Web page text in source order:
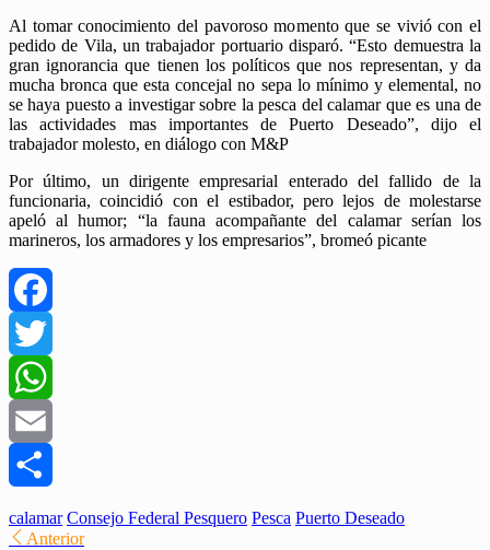
Al tomar conocimiento del pavoroso momento que se vivió con el
pedido de Vila, un trabajador portuario disparó. “Esto demuestra la
gran ignorancia que tienen los políticos que nos representan, y da
mucha bronca que esta concejal no sepa lo mínimo y elemental, no
se haya puesto a investigar sobre la pesca del calamar que es una de
las actividades mas importantes de Puerto Deseado”, dijo el
trabajador molesto, en diálogo con M&P
Por último, un dirigente empresarial enterado del fallido de la
funcionaria, coincidió con el estibador, pero lejos de molestarse
apeló al humor; “la fauna acompañante del calamar serían los
marineros, los armadores y los empresarios”, bromeó picante
Facebook
Twitter
WhatsApp
Email
Compartir
calamar Consejo Federal Pesquero Pesca Puerto Deseado
Anterior